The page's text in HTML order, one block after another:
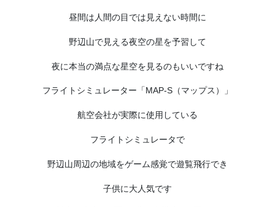
昼間は人間の目では見えない時間に
野辺山で見える夜空の星を予習して
夜に本当の満点な星空を見るのもいいですね
フライトシミュレーター「MAP-S（マップス）」
航空会社が実際に使用している
フライトシミュレータで
野辺山周辺の地域をゲーム感覚で遊覧飛行でき
子供に大人気です